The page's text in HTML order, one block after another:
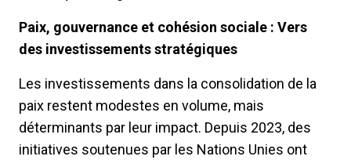
Paix, gouvernance et cohésion sociale : Vers
des investissements stratégiques
Les investissements dans la consolidation de la
paix restent modestes en volume, mais
déterminants par leur impact. Depuis 2023, des
initiatives soutenues par les Nations Unies ont